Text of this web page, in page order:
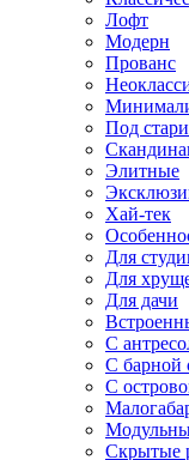
Лофт
Модерн
Прованс
Под
Элитные
Хай-тек
Для
Для
Для дачи
С
С барной
С
Скрытые